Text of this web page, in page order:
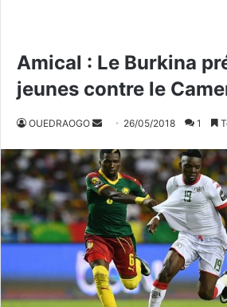
Amical : Le Burkina
jeunes contre le
OUEDRAOGO
v
o
y
e
r
u
n
c
26/05/2018 1